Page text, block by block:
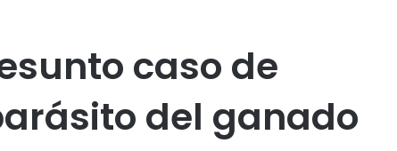
caso de
del ganado